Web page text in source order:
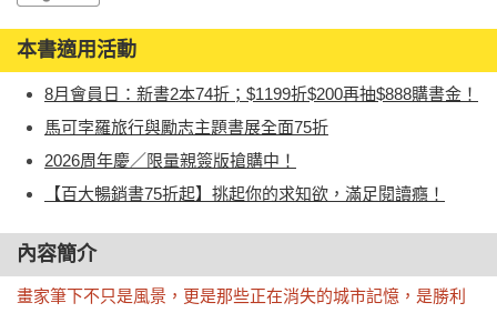
本書適用活動
8月會員日：新書2本74折；$1199折$200再抽$888購書金！
馬可孛羅旅行與勵志主題書展全面75折
2026周年慶／限量親簽版搶購中！
【百大暢銷書75折起】挑起你的求知欲，滿足閱讀癮！
內容簡介
畫家筆下不只是風景，更是那些正在消失的城市記憶，是勝利